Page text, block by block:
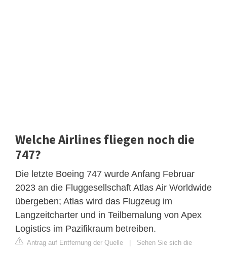
Welche Airlines fliegen noch die
747?
Die letzte Boeing 747 wurde Anfang Februar
2023 an die Fluggesellschaft Atlas Air Worldwide
übergeben; Atlas wird das Flugzeug im
Langzeitcharter und in Teilbemalung von Apex
Logistics im Pazifikraum betreiben.
Antrag auf Entfernung der Quelle
Sehen Sie sich die